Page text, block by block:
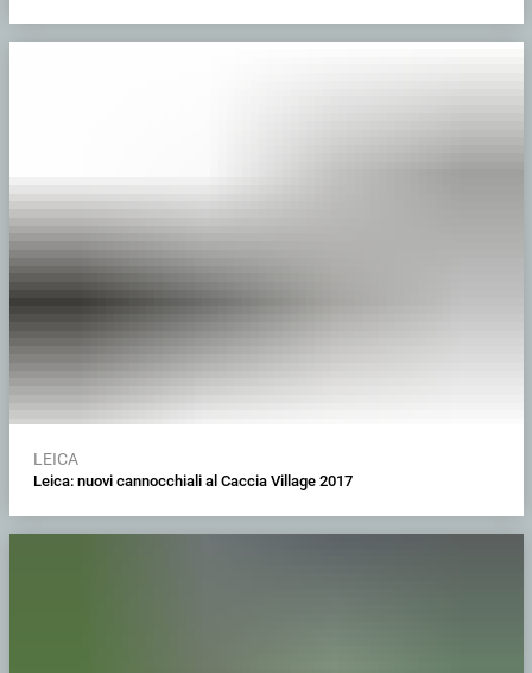
LEICA
Leica: nuovi cannocchiali al Caccia Village 2017